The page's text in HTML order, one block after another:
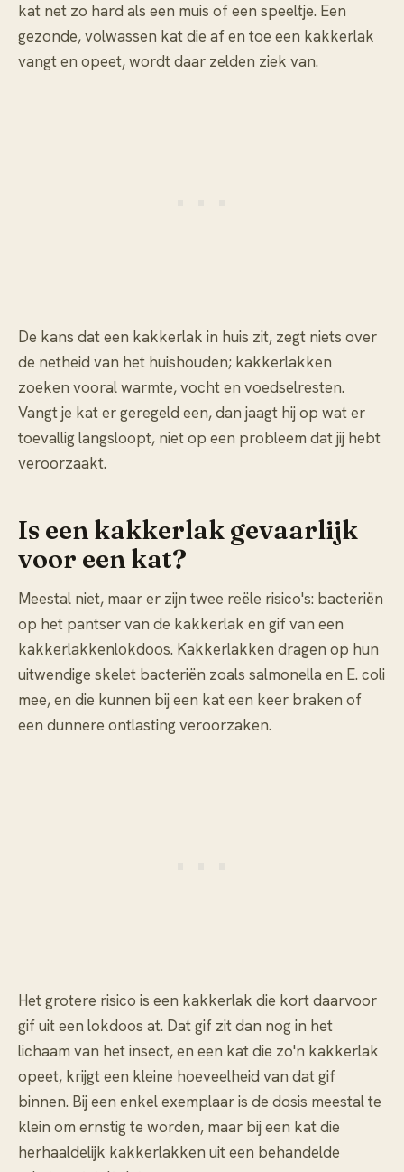
kat net zo hard als een muis of een speeltje. Een
gezonde, volwassen kat die af en toe een kakkerlak
vangt en opeet, wordt daar zelden ziek van.
De kans dat een kakkerlak in huis zit, zegt niets over
de netheid van het huishouden; kakkerlakken
zoeken vooral warmte, vocht en voedselresten.
Vangt je kat er geregeld een, dan jaagt hij op wat er
toevallig langsloopt, niet op een probleem dat jij hebt
veroorzaakt.
Is een kakkerlak gevaarlijk
voor een kat?
Meestal niet, maar er zijn twee reële risico's: bacteriën
op het pantser van de kakkerlak en gif van een
kakkerlakkenlokdoos. Kakkerlakken dragen op hun
uitwendige skelet bacteriën zoals salmonella en E. coli
mee, en die kunnen bij een kat een keer braken of
een dunnere ontlasting veroorzaken.
Het grotere risico is een kakkerlak die kort daarvoor
gif uit een lokdoos at. Dat gif zit dan nog in het
lichaam van het insect, en een kat die zo'n kakkerlak
opeet, krijgt een kleine hoeveelheid van dat gif
binnen. Bij een enkel exemplaar is de dosis meestal te
klein om ernstig te worden, maar bij een kat die
herhaaldelijk kakkerlakken uit een behandelde